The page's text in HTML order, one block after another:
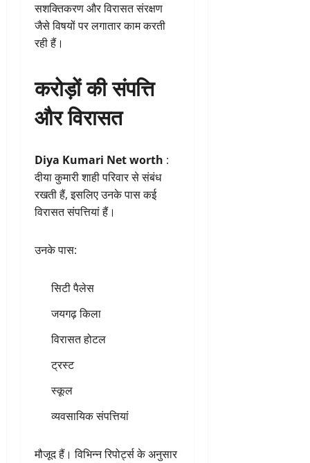
सशक्तिकरण और विरासत संरक्षण
जैसे विषयों पर लगातार काम करती
रही हैं।
करोड़ों की संपत्ति
और विरासत
Diya Kumari Net worth :
दीया कुमारी शाही परिवार से संबंध
रखती हैं, इसलिए उनके पास कई
विरासत संपत्तियां हैं।
उनके पास:
सिटी पैलेस
जयगढ़ किला
विरासत होटल
ट्रस्ट
स्कूल
व्यवसायिक संपत्तियां
मौजूद हैं। विभिन्न रिपोर्ट्स के अनुसार